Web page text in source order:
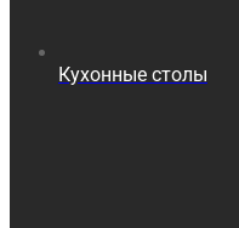
Кухонные столы